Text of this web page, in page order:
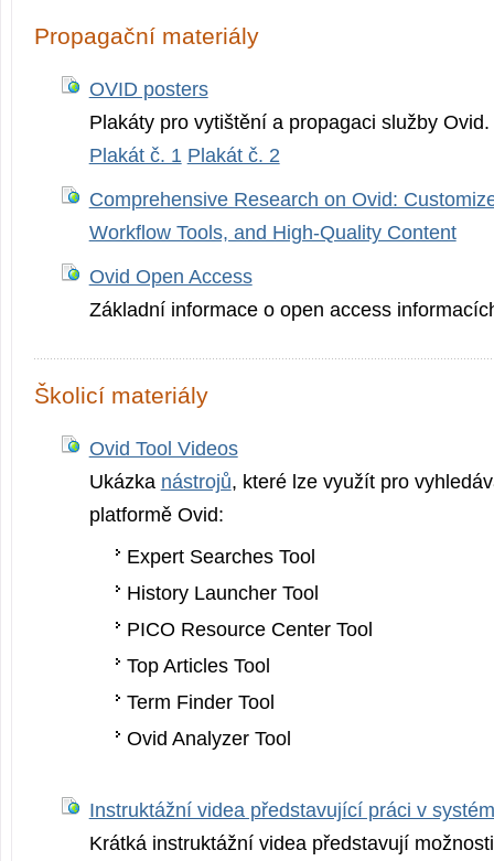
Propagační materiály
OVID posters
Plakáty pro vytištění a propagaci služby Ovid.
Plakát č. 1 Plakát č. 2
Comprehensive Research on Ovid:
Workflow Tools, and High-Quality Content
Ovid Open Access
Základní informace o open access
Školicí materiály
Ovid Tool Videos
Ukázka nástrojů, které lze využít pro
platformě Ovid:
Expert Searches Tool
History Launcher Tool
PICO Resource Center Tool
Top Articles Tool
Term Finder Tool
Ovid Analyzer Tool
Instruktážní videa představující práci v
Krátká instruktážní videa představují